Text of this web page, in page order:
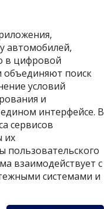
автомобилей,
в цифровой
объединяют поиск
условий
и
интерфейсе. В
сервисов
их
пользовательского
взаимодействует с
системами и